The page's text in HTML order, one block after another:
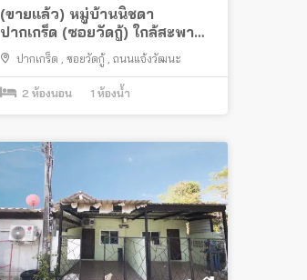
(ขายแล้ว) หมู่บ้านนิชดา
ปากเกร็ด (ซอยวัดกู้) ใกล้สะพาน
พระราม 4
ปากเกร็ด , ซอยวัดกู้ , ถนนแจ้งวัฒนะ
2 ห้องนอน 1 ห้องน้ำ